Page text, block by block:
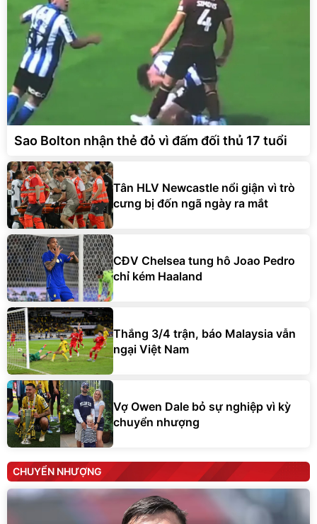
Sao Bolton nhận thẻ đỏ vì đấm đối thủ 17 tuổi
Tân HLV Newcastle nổi giận vì trò
cưng bị đốn ngã ngày ra mắt
CĐV Chelsea tung hô Joao Pedro
chỉ kém Haaland
Thắng 3/4 trận, báo Malaysia vẫn
ngại Việt Nam
Vợ Owen Dale bỏ sự nghiệp vì kỳ
chuyển nhượng
CHUYỂN NHƯỢNG